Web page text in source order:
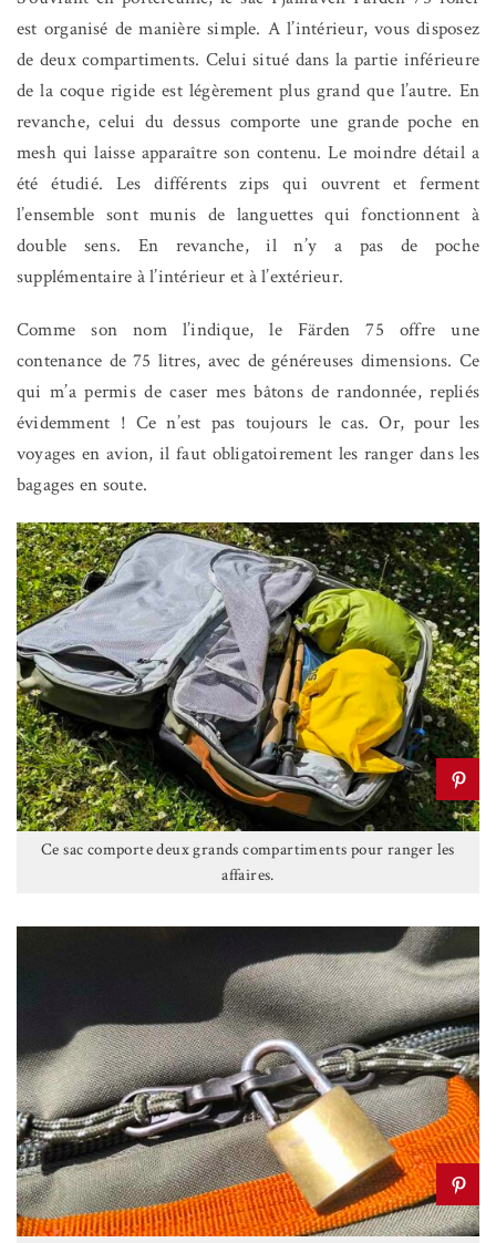
est organisé de manière simple. A l’intérieur, vous disposez
de deux compartiments. Celui situé dans la partie inférieure
de la coque rigide est légèrement plus grand que l’autre. En
revanche, celui du dessus comporte une grande poche en
mesh qui laisse apparaître son contenu. Le moindre détail a
été étudié. Les différents zips qui ouvrent et ferment
l’ensemble sont munis de languettes qui fonctionnent à
double sens. En revanche, il n’y a pas de poche
supplémentaire à l’intérieur et à l’extérieur.
Comme son nom l’indique, le Färden 75 offre une
contenance de 75 litres, avec de généreuses dimensions. Ce
qui m’a permis de caser mes bâtons de randonnée, repliés
évidemment ! Ce n’est pas toujours le cas. Or, pour les
voyages en avion, il faut obligatoirement les ranger dans les
bagages en soute.
Ce sac comporte deux grands compartiments pour ranger les
affaires.